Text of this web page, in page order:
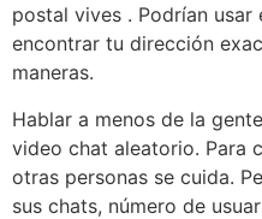
postal vives . Podrían
encontrar tu dirección
maneras.
Hablar a menos de la
video chat aleatorio. Para
otras personas se cuida.
sus chats, número de